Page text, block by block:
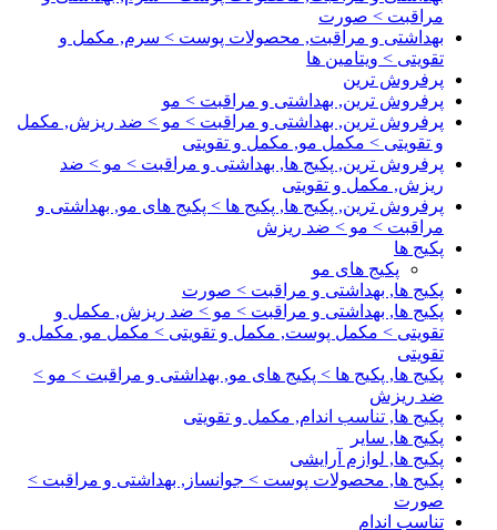
مراقبت > صورت
بهداشتی و مراقبت, محصولات پوست > سرم, مکمل و
تقویتی > ویتامین ها
پرفروش ترین
پرفروش ترین, بهداشتی و مراقبت > مو
پرفروش ترین, بهداشتی و مراقبت > مو > ضد ریزش, مکمل
و تقویتی > مکمل مو, مکمل و تقویتی
پرفروش ترین, پکیج ها, بهداشتی و مراقبت > مو > ضد
ریزش, مکمل و تقویتی
پرفروش ترین, پکیج ها, پکیج ها > پکیج های مو, بهداشتی و
مراقبت > مو > ضد ریزش
پکیج ها
پکیج های مو
پکیج ها, بهداشتی و مراقبت > صورت
پکیج ها, بهداشتی و مراقبت > مو > ضد ریزش, مکمل و
تقویتی > مکمل پوست, مکمل و تقویتی > مکمل مو, مکمل و
تقویتی
پکیج ها, پکیج ها > پکیج های مو, بهداشتی و مراقبت > مو >
ضد ریزش
پکیج ها, تناسب اندام, مکمل و تقویتی
پکیج ها, سایر
پکیج ها, لوازم آرایشی
پکیج ها, محصولات پوست > جوانساز, بهداشتی و مراقبت >
صورت
تناسب اندام